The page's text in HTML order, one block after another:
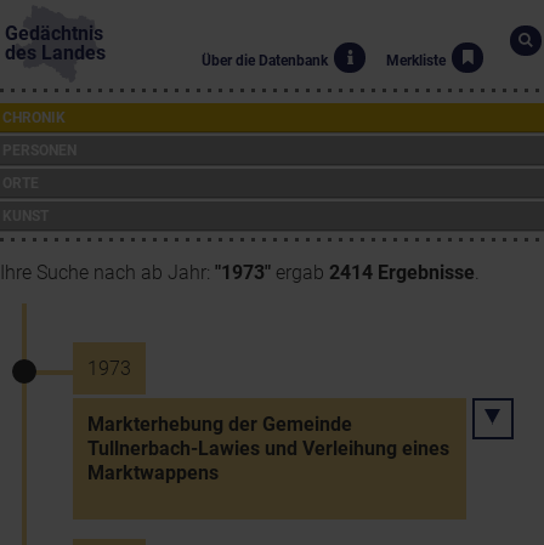
Gedächtnis
des Landes
Über die Datenbank Merkliste
CHRONIK
Ihre Suche nach ab Jahr: "1973" ergab 2414 Ergebnisse.
1973
Markterhebung der Gemeinde
Tullnerbach-Lawies und Verleihung eines
Marktwappens